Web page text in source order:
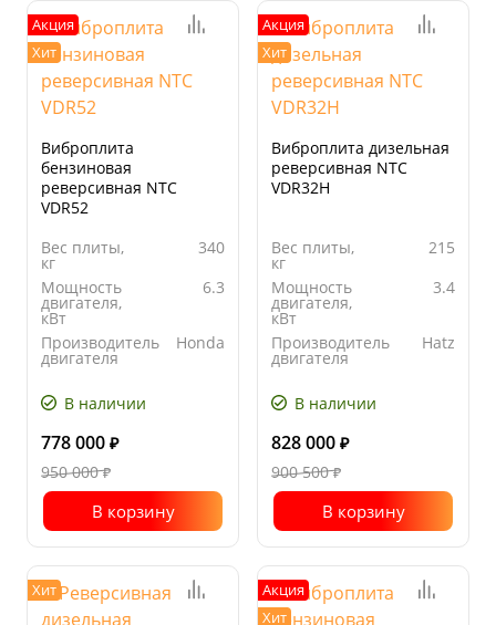
Акция
Хит
Виброплита
бензиновая
реверсивная NTC
VDR52
Вес плиты,
кг
340
Мощность
двигателя,
кВт
6.3
Производитель
двигателя
Honda
основания
плиты, мм
В наличии
778 000 ₽
950 000₽
В корзину
Акция
Хит
Виброплита дизельная
реверсивная NTC
VDR32H
Вес плиты,
кг
215
Мощность
двигателя,
кВт
3.4
Производитель
двигателя
Hatz
основания
плиты, мм
В наличии
828 000 ₽
900 500₽
В корзину
Хит
Акция
Хит